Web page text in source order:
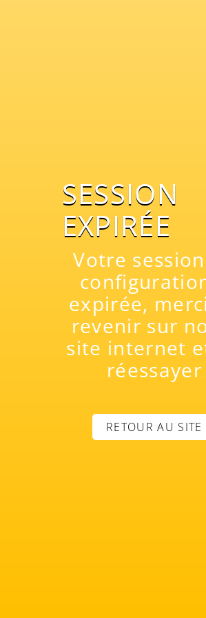
SESSION
EXPIRÉE
Votre
expirée,
revenir sur
site internet
réessayer
RETOUR AU SITE
Dimensions